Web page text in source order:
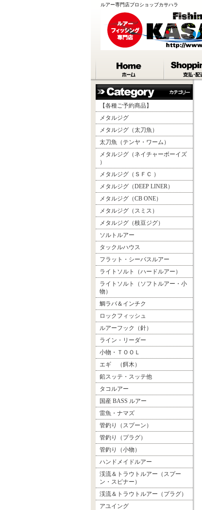
ルアー専門店プロショップカサハラ
【各種ご予約商品】
メタルジグ
メタルジグ（太刀魚）
太刀魚（テンヤ・ワーム）
メタルジグ（ネイチャーボーイズ
）
メタルジグ（ＳＦＣ ）
メタルジグ（DEEP LINER）
メタルジグ（CB ONE）
メタルジグ（スミス）
メタルジグ（枝豆ジグ）
ソルトルアー
タックルハウス
フラット・シーバスルアー
ライトソルト（ハードルアー）
ライトソルト（ソフトルアー・小
物）
鯛ラバ＆インチク
ロックフィッシュ
ルアーフック（針）
ライン・リーダー
小物・ＴＯＯＬ
エギ （餌木）
鉛スッテ・スッテ他
タコルアー
国産 BASS ルアー
雷魚・ナマズ
管釣り（スプーン）
管釣り（プラグ）
管釣り（小物）
ハンドメイドルアー
渓流＆トラウトルアー（スプー
ン・スピナー）
渓流＆トラウトルアー（プラグ）
アユイング